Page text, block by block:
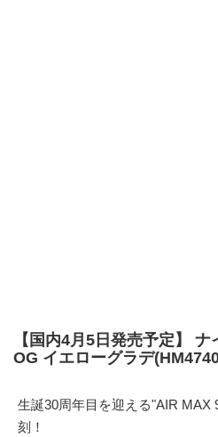
【国内4月5日発売予定】
OG イエローグラデ
生誕30周年目を迎える"AIR MAX
刻！